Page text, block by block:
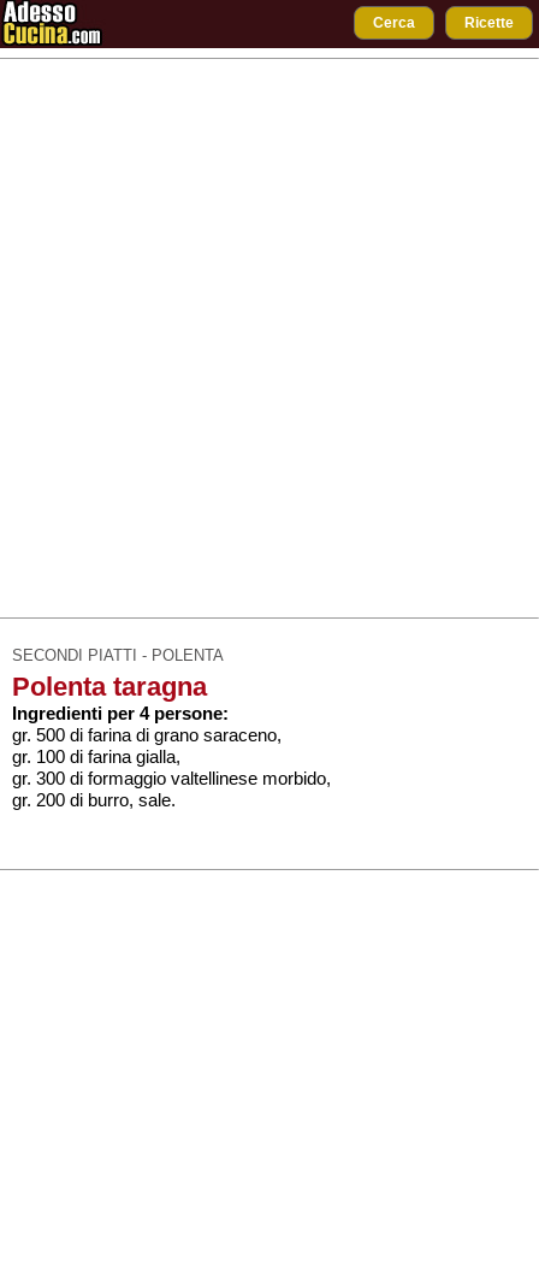
Cerca Ricette
SECONDI PIATTI - POLENTA
Polenta taragna
Ingredienti per 4 persone:
gr. 500 di farina di grano saraceno,
gr. 100 di farina gialla,
gr. 300 di formaggio valtellinese morbido,
gr. 200 di burro, sale.